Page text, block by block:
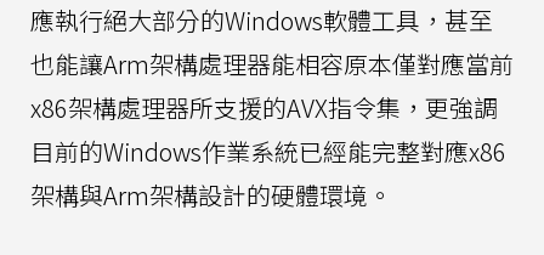
應執行絕大部分的Windows軟體工具，甚至
也能讓Arm架構處理器能相容原本僅對應當前
x86架構處理器所支援的AVX指令集，更強調
目前的Windows作業系統已經能完整對應x86
架構與Arm架構設計的硬體環境。